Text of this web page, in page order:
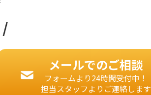
メールでのご相談
フォームより24時間受付中！
担当スタッフよりご連絡します